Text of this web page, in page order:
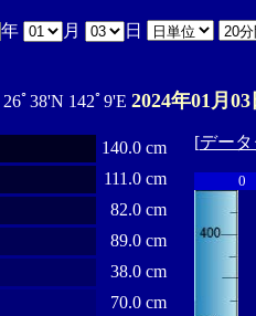
年 月 日
26ﾟ38'N 142ﾟ9'E 2024年01月
140.0 cm
111.0 cm
82.0 cm
89.0 cm
38.0 cm
70.0 cm
[デー
0